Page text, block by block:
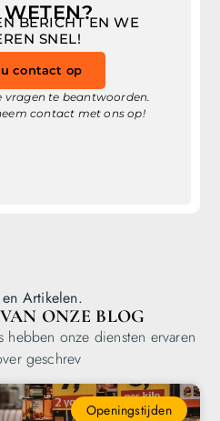
WETEN?
BERICHT EN WE
SNEL!
contact op
vragen te beantwoorden.
contact met ons op!
Artikelen.
ONZE BLOG
onze diensten ervaren
geschrev
Openingstijden